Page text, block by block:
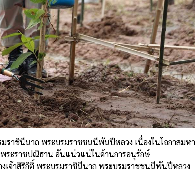
ราชินีนาถ พระบรมราชชนนีพันปีหลวง เนื่องในโอกาสมหา
ระราชปณิธาน อันแน่วแน่ในด้านการอนุรักษ์
เจ้าสิริกิติ์พระบรมราชินีนาถ พระบรมราชชนนีพันปีหลวง